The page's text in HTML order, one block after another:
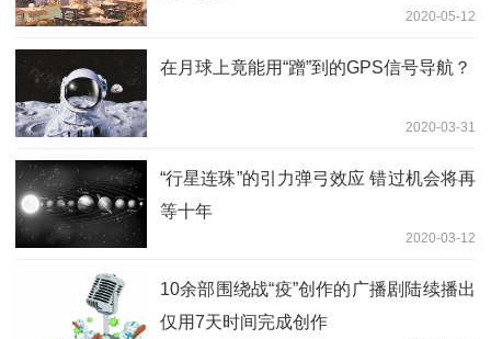
2020-05-12
在月球上竟能用“蹭”到的GPS信号导航？
2020-03-31
“行星连珠”的引力弹弓效应 错过机会将再
等十年
2020-03-12
10余部围绕战“疫”创作的广播剧陆续播出
仅用7天时间完成创作